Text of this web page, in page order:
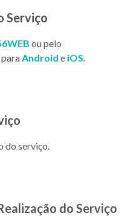
Serviço
ou pelo
Android e iOS.
do serviço.
do Serviço